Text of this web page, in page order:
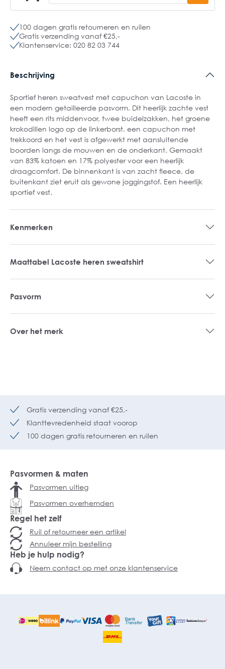
100 dagen gratis retourneren en ruilen
Gratis verzending vanaf €25,-
Klantenservice: 020 82 03 744
Beschrijving
Sportief heren sweatvest met capuchon van Lacoste in
een modern getailleerde pasvorm. Dit heerlijk zachte vest
heeft een rits middenvoor, twee buidelzakken, het groene
krokodillen logo op de linkerborst, een capuchon met
trekkoord en het vest is afgewerkt met aansluitende
boorden langs de mouwen en de onderkant. Gemaakt
van 83% katoen en 17% polyester voor een heerlijk
draagcomfort. De binnenkant is van zacht fleece, de
buitenkant ziet eruit als gewone joggingstof. Een heerlijk
sportief vest.
Kenmerken
Maattabel Lacoste heren sweatshirt
Pasvorm
Over het merk
Gratis verzending vanaf €25,-
Klanttevredenheid staat voorop
100 dagen gratis retourneren en ruilen
Pasvormen & maten
Pasvormen uitleg
Pasvormen overhemden
Regel het zelf
Ruil of retourneer een artikel
Annuleer mijn bestelling
Heb je hulp nodig?
Neem contact op met onze klantenservice